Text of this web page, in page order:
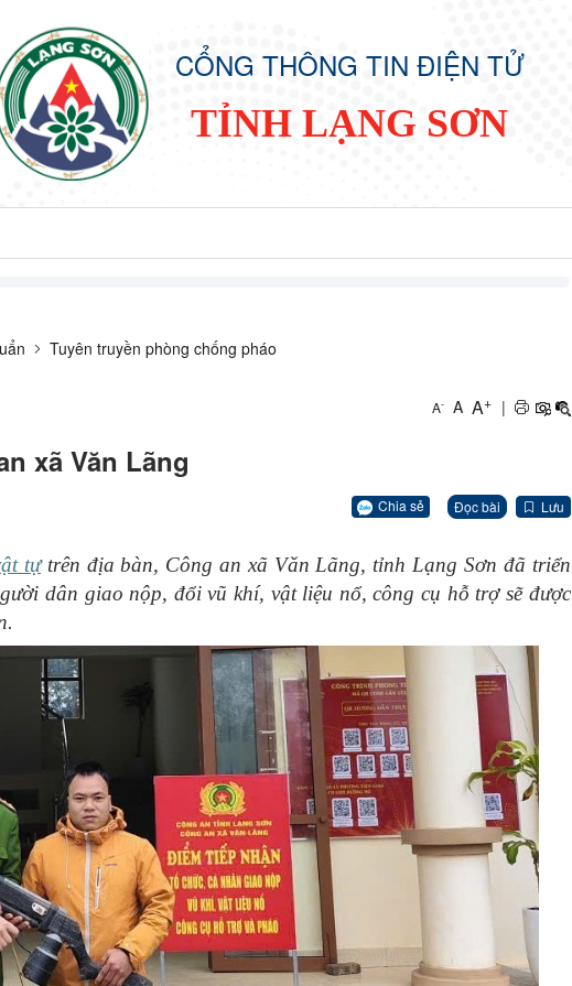
CỔNG THÔNG TIN ĐIỆN TỬ
TỈNH LẠNG SƠN
Tuyên truyền phòng chống pháo
A- A A+ |
xã Văn Lãng
Chia sẻ Đọc bài Lưu
tựtrên địa bàn, Công an xã Văn Lãng, tỉnh Lạng Sơn đã triển
dân giao nộp, đổi vũ khí, vật liệu nổ, công cụ hỗ trợ sẽ được